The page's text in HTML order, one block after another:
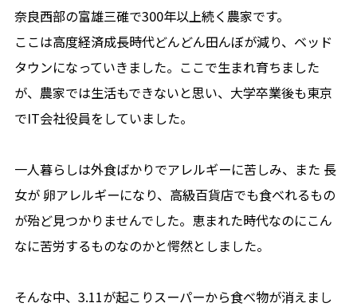
奈良西部の富雄三碓で300年以上続く農家です。
ここは高度経済成長時代どんどん田んぼが減り、ベッド
タウンになっていきました。ここで生まれ育ちました
が、農家では生活もできないと思い、大学卒業後も東京
でIT会社役員をしていました。
一人暮らしは外食ばかりでアレルギーに苦しみ、また 長
女が 卵アレルギーになり、高級百貨店でも食べれるもの
が殆ど見つかりませんでした。恵まれた時代なのにこん
なに苦労するものなのかと愕然としました。
そんな中、3.11が起こりスーパーから食べ物が消えまし